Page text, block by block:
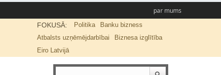
par mums
FOKUSĀ: Politika
Banku bizness
Atbalsts uzņēmējdarbībai
Biznesa izglītība
Eiro Latvijā